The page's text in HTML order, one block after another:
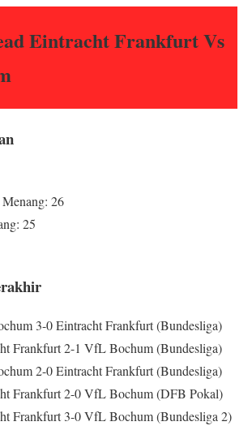
Eintracht Frankfurt Vs
26
25
3-0 Eintracht Frankfurt (Bundesliga)
Frankfurt 2-1 VfL Bochum (Bundesliga)
2-0 Eintracht Frankfurt (Bundesliga)
Frankfurt 2-0 VfL Bochum (DFB Pokal)
Frankfurt 3-0 VfL Bochum (Bundesliga 2)